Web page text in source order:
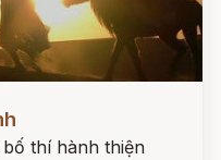
thí hành thiện